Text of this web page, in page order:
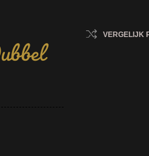
VERGELIJK